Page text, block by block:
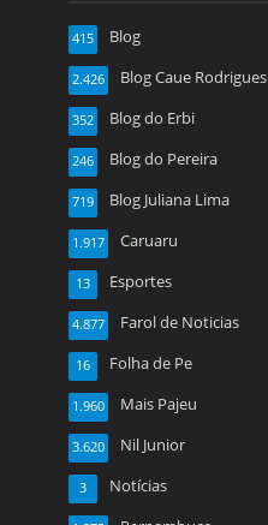
Blog
415
Blog Caue Rodrigues
2.426
Blog do Erbi
352
Blog do Pereira
246
Blog Juliana Lima
719
Caruaru
1.917
Esportes
13
Farol de Noticias
4.877
Folha de Pe
16
Mais Pajeu
1.960
Nil Junior
3.620
Notícias
3